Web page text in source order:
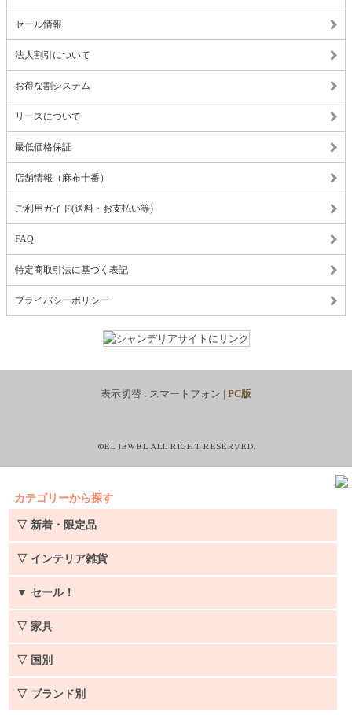
セール情報
法人割引について
お得な割システム
リースについて
最低価格保証
店舗情報（麻布十番）
ご利用ガイド(送料・お支払い等)
FAQ
特定商取引法に基づく表記
プライバシーポリシー
表示切替 : スマートフォン | PC版
©EL JEWEL ALL RIGHT RESERVED.
カテゴリーから探す
▽ 新着・限定品
▽ インテリア雑貨
▼ セール！
▽ 家具
▽ 国別
▽ ブランド別